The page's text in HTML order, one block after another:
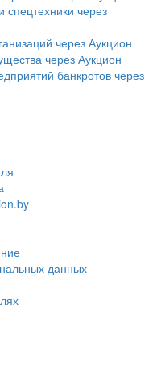
спецтехники через
через Аукцион
через Аукцион
банкротов через
данных